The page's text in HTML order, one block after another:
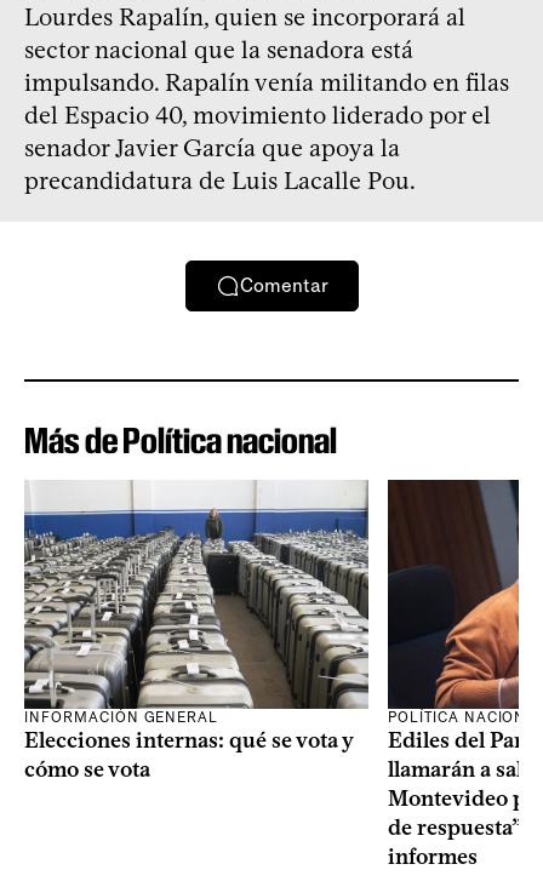
Lourdes Rapalín, quien se incorporará al
sector nacional que la senadora está
impulsando. Rapalín venía militando en filas
del Espacio 40, movimiento liderado por el
senador Javier García que apoya la
precandidatura de Luis Lacalle Pou.
Comentar
Más de Política nacional
INFORMACIÓN GENERAL
Elecciones internas: qué se vota y
cómo se vota
POLÍTICA
Ediles del
llamarán a sala
Montevideo
de respuesta”
informes